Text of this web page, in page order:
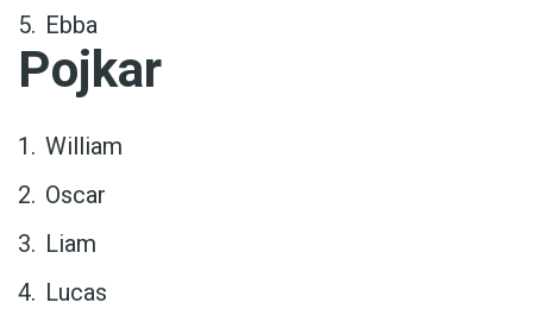
Ebba
Pojkar
William
Oscar
Liam
Lucas